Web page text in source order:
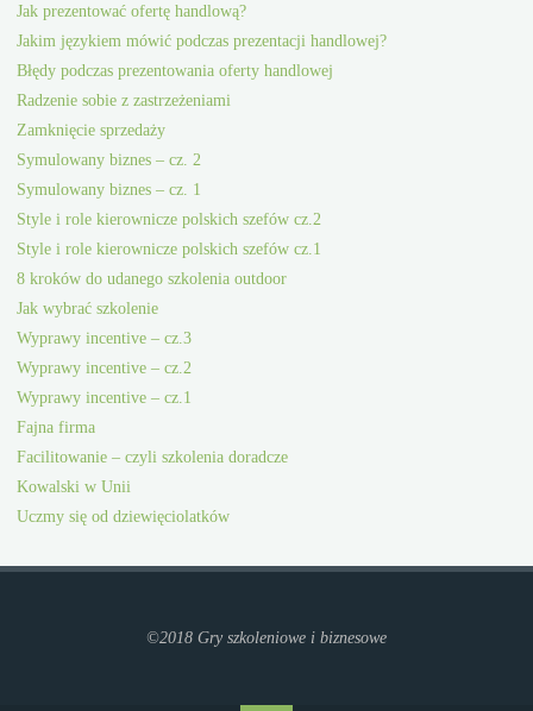
Jak prezentować ofertę handlową?
Jakim językiem mówić podczas prezentacji handlowej?
Błędy podczas prezentowania oferty handlowej
Radzenie sobie z zastrzeżeniami
Zamknięcie sprzedaży
Symulowany biznes – cz. 2
Symulowany biznes – cz. 1
Style i role kierownicze polskich szefów cz.2
Style i role kierownicze polskich szefów cz.1
8 kroków do udanego szkolenia outdoor
Jak wybrać szkolenie
Wyprawy incentive – cz.3
Wyprawy incentive – cz.2
Wyprawy incentive – cz.1
Fajna firma
Facilitowanie – czyli szkolenia doradcze
Kowalski w Unii
Uczmy się od dziewięciolatków
©2018 Gry szkoleniowe i biznesowe